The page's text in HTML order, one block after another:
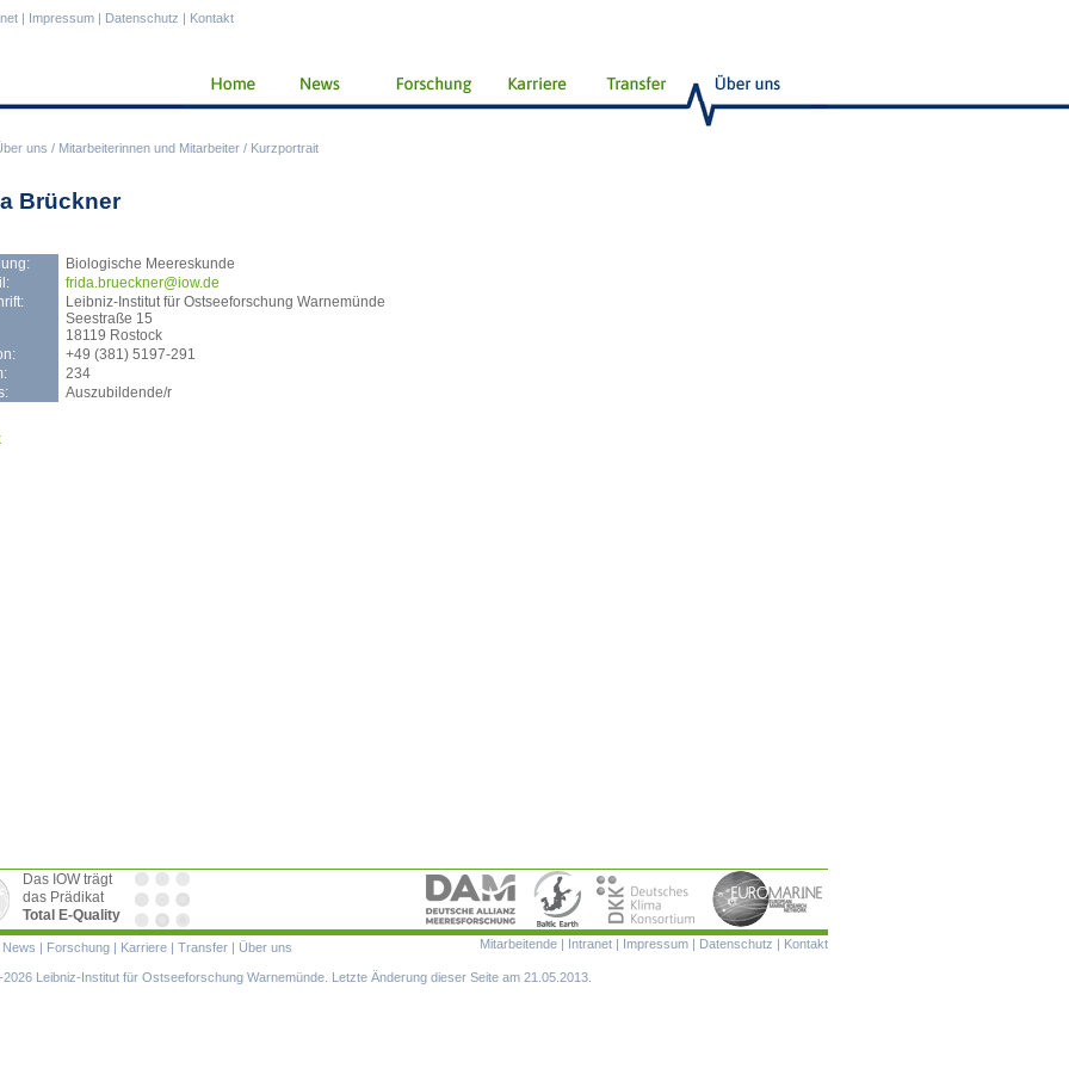
uns / Mitarbeiterinnen und Mitarbeiter / Kurzportrait
| Impressum | Datenschutz | Kontakt
Brückner
Biologische Meereskunde
frida.brueckner@iow.de
Leibniz-Institut für Ostseeforschung Warnemünde
Seestraße 15
18119 Rostock
+49 (381) 5197-291
234
Auszubildende/r
Das IOW trägt
das Prädikat
Total E-Quality
Navigation
Mitarbeitende | Intranet | Impressum | Datenschutz | Kontakt
News | Forschung | Karriere | Transfer | Über uns
Leibniz-Institut für Ostseeforschung Warnemünde. Letzte Änderung dieser Seite am 21.05.2013.